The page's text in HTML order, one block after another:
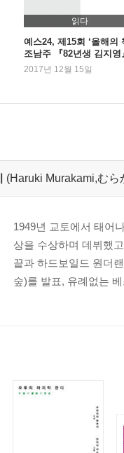
읽다
예스24, 제15회 ‘올해의
조남주 『82년생 김지영
1위
2017년 12월 15일
(Haruki Murakami,む
1949년 교토에서 태어
상을 수상하며 데뷔했
끝과 하드보일드 원더
숲)를 발표, 유례없는